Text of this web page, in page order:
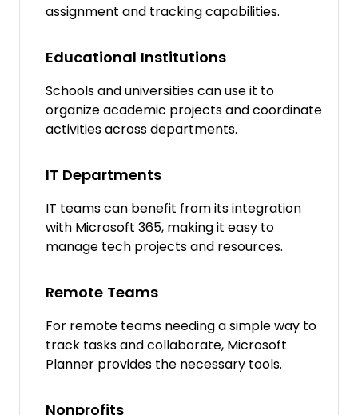
assignment and tracking capabilities.
Educational Institutions
Schools and universities can use it to
organize academic projects and coordinate
activities across departments.
IT Departments
IT teams can benefit from its integration
with Microsoft 365, making it easy to
manage tech projects and resources.
Remote Teams
For remote teams needing a simple way to
track tasks and collaborate, Microsoft
Planner provides the necessary tools.
Nonprofits